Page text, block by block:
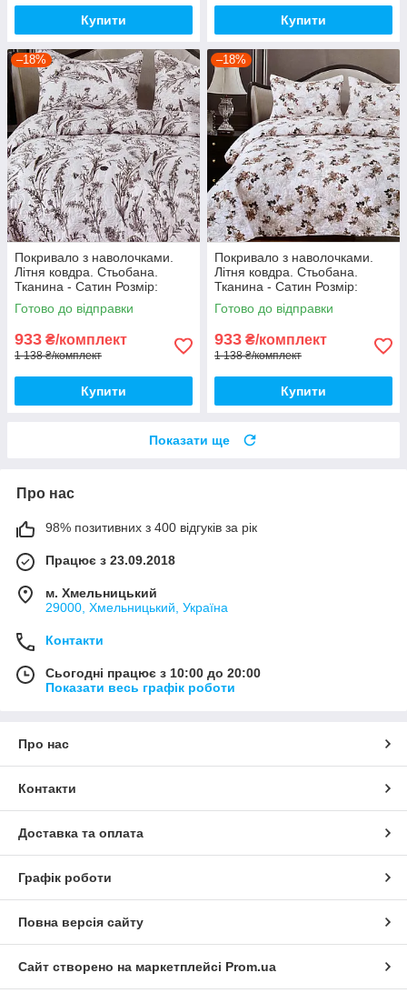
Купити Купити
–18%
Покривало з наволочками.
Літня ковдра. Стьобана.
Тканина - Сатин Розмір:
200х230 Наволочки: 50*70
Готово до відправки
933 ₴/комплект
1 138 ₴/комплект
Купити
–18%
Покривало з наволочками.
Літня ковдра. Стьобана.
Тканина - Сатин Розмір:
200х230 Наволочки: 50*70
Готово до відправки
933 ₴/комплект
1 138 ₴/комплект
Купити
Показати ще
Про нас
98% позитивних з 400 відгуків за рік
Працює з 23.09.2018
м. Хмельницький
29000, Хмельницький, Україна
Контакти
Сьогодні працює з 10:00 до 20:00
Показати весь графік роботи
Про нас
Контакти
Доставка та оплата
Графік роботи
Повна версія сайту
Сайт створено на маркетплейсі Prom.ua